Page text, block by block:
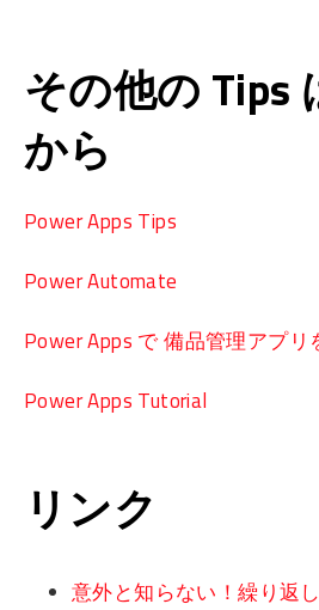
その他の Tips
から
Power Apps Tips
Power Automate
Power Apps で 備品管理アプリ
Power Apps Tutorial
リンク
意外と知らない！繰り返